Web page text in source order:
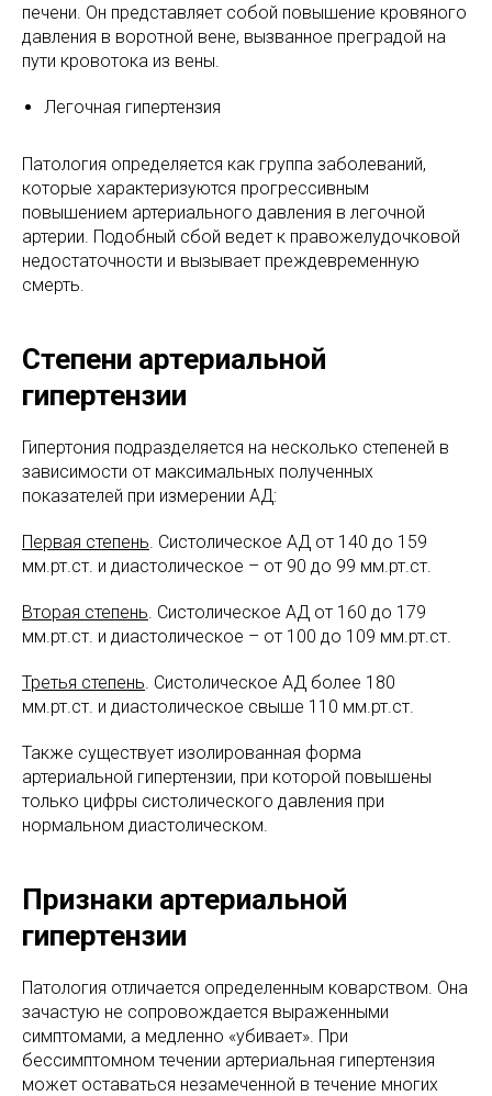
печени. Он представляет собой повышение кровяного
давления в воротной вене, вызванное преградой на
пути кровотока из вены.
Легочная гипертензия
Патология определяется как группа заболеваний,
которые характеризуются прогрессивным
повышением артериального давления в легочной
артерии. Подобный сбой ведет к правожелудочковой
недостаточности и вызывает преждевременную
смерть.
Степени артериальной
гипертензии
Гипертония подразделяется на несколько степеней в
зависимости от максимальных полученных
показателей при измерении АД:
Первая степень. Систолическое АД от 140 до 159
мм.рт.ст. и диастолическое – от 90 до 99 мм.рт.ст.
Вторая степень. Систолическое АД от 160 до 179
мм.рт.ст. и диастолическое – от 100 до 109 мм.рт.ст.
Третья степень. Систолическое АД более 180
мм.рт.ст. и диастолическое свыше 110 мм.рт.ст.
Также существует изолированная форма
артериальной гипертензии, при которой повышены
только цифры систолического давления при
нормальном диастолическом.
Признаки артериальной
гипертензии
Патология отличается определенным коварством. Она
зачастую не сопровождается выраженными
симптомами, а медленно «убивает». При
бессимптомном течении артериальная гипертензия
может оставаться незамеченной в течение многих